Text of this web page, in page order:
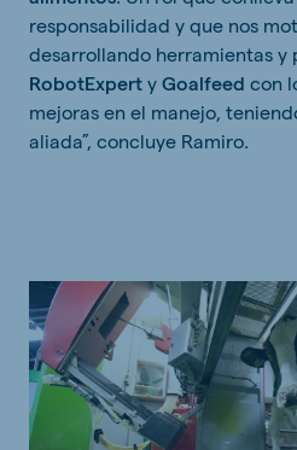
responsabilidad y que nos
desarrollando herramientas y
RobotExpert y Goalfeed con
mejoras en el manejo,
aliada”, concluye Ramiro.